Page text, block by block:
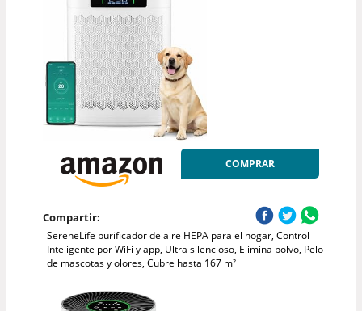
COMPRAR
Compartir:
SereneLife purificador de aire HEPA para el hogar, Control
Inteligente por WiFi y app, Ultra silencioso, Elimina polvo, Pelo
de mascotas y olores, Cubre hasta 167 m²